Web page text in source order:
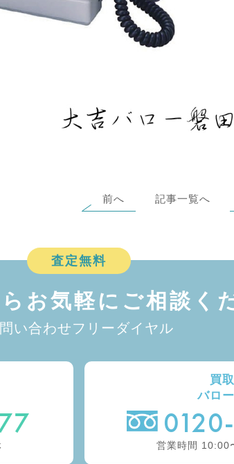
前へ 記事一覧へ
査定無料
お気軽にご相談く
い合わせフリーダイヤル
買
バロ
営業時間 10:00